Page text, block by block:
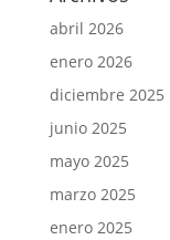
abril 2026
enero 2026
diciembre 2025
junio 2025
mayo 2025
marzo 2025
enero 2025